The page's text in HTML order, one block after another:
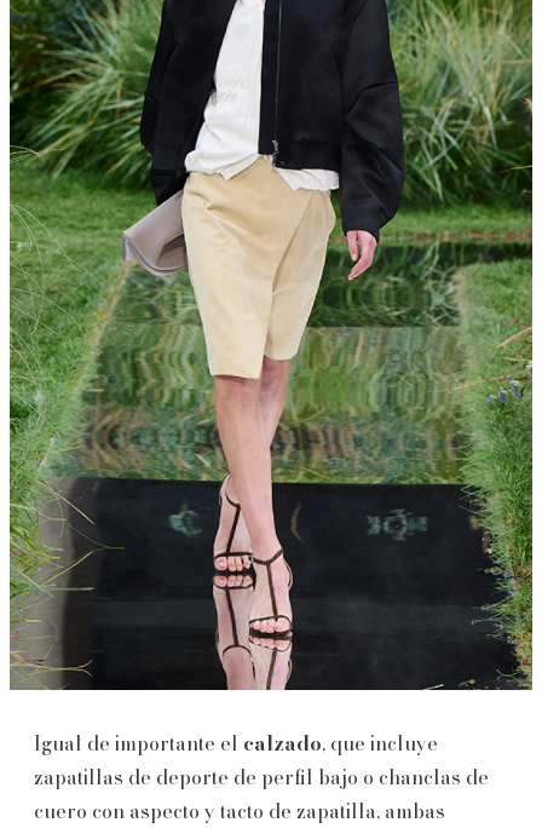
Igual de importante el calzado, que incluye
zapatillas de deporte de perfil bajo o chanclas de
cuero con aspecto y tacto de zapatilla, ambas